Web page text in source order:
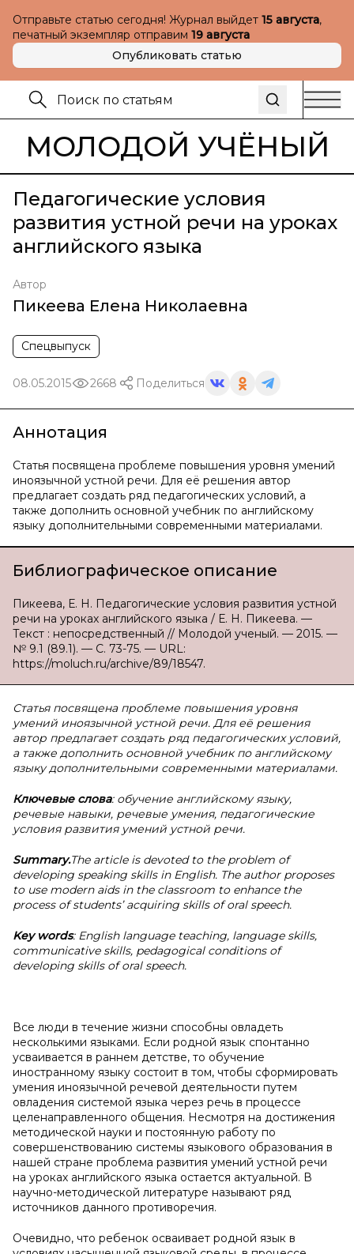
Отправьте статью сегодня! Журнал выйдет 15 августа,
печатный экземпляр отправим 19 августа
Опубликовать статью
МОЛОДОЙ УЧЁНЫЙ
Педагогические условия
развития устной речи на уроках
английского языка
Автор
Пикеева Елена Николаевна
Спецвыпуск
08.05.2015 2668 Поделиться
Аннотация
Статья посвящена проблеме повышения уровня умений
иноязычной устной речи. Для её решения автор
предлагает создать ряд педагогических условий, а
также дополнить основной учебник по английскому
языку дополнительными современными материалами.
Библиографическое описание
Пикеева, Е. Н. Педагогические условия развития устной
речи на уроках английского языка / Е. Н. Пикеева. —
Текст : непосредственный // Молодой ученый. — 2015. —
№ 9.1 (89.1). — С. 73-75. — URL:
https://moluch.ru/archive/89/18547.
Статья посвящена проблеме повышения уровня
умений иноязычной устной речи. Для её решения
автор предлагает создать ряд педагогических условий,
а также дополнить основной учебник по английскому
языку дополнительными современными материалами.
Ключевые слова: обучение английскому языку,
речевые навыки, речевые умения, педагогические
условия развития умений устной речи.
Summary.The article is devoted to the problem of
developing speaking skills in English. The author proposes
to use modern aids in the classroom to enhance the
process of students’ acquiring skills of oral speech.
Key words: English language teaching, language skills,
communicative skills, pedagogical conditions of
developing skills of oral speech.
Все люди в течение жизни способны овладеть
несколькими языками. Если родной язык спонтанно
усваивается в раннем детстве, то обучение
иностранному языку состоит в том, чтобы сформировать
умения иноязычной речевой деятельности путем
овладения системой языка через речь в процессе
целенаправленного общения. Несмотря на достижения
методической науки и постоянную работу по
совершенствованию системы языкового образования в
нашей стране проблема развития умений устной речи
на уроках английского языка остается актуальной. В
научно-методической литературе называют ряд
источников данного противоречия.
Очевидно, что ребенок осваивает родной язык в